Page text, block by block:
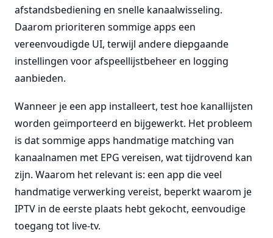
afstandsbediening en snelle kanaalwisseling.
Daarom prioriteren sommige apps een
vereenvoudigde UI, terwijl andere diepgaande
instellingen voor afspeellijstbeheer en logging
aanbieden.
Wanneer je een app installeert, test hoe kanallijsten
worden geïmporteerd en bijgewerkt. Het probleem
is dat sommige apps handmatige matching van
kanaalnamen met EPG vereisen, wat tijdrovend kan
zijn. Waarom het relevant is: een app die veel
handmatige verwerking vereist, beperkt waarom je
IPTV in de eerste plaats hebt gekocht, eenvoudige
toegang tot live-tv.